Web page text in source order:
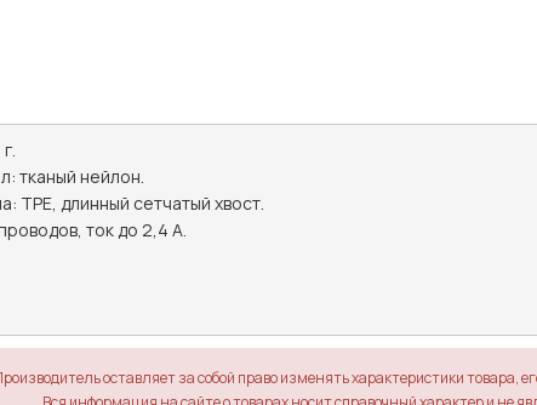
тканый нейлон.
TPE, длинный сетчатый хвост.
ток до 2,4 А.
оставляет за собой право изменять характеристики товара,